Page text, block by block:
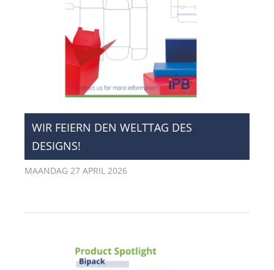
WIR FEIERN DEN WELTTAG DES
DESIGNS!
MAANDAG 27 APRIL 2026